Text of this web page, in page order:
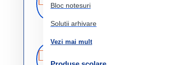
Bloc notesuri
Solutii arhivare
Vezi mai mult
rapida